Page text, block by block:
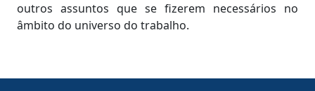
outros assuntos que se fizerem necessários no
âmbito do universo do trabalho.